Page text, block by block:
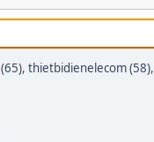
, thietbidienelecom (58),